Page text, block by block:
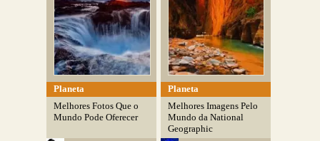
Planeta
Melhores Fotos Que o
Mundo Pode Oferecer
Planeta
Melhores Imagens Pelo
Mundo da National
Geographic